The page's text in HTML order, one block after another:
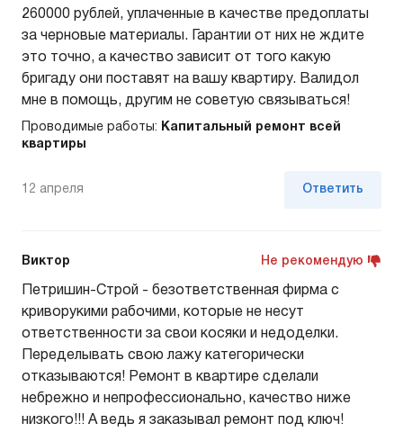
260000 рублей, уплаченные в качестве предоплаты
за черновые материалы. Гарантии от них не ждите
это точно, а качество зависит от того какую
бригаду они поставят на вашу квартиру. Валидол
мне в помощь, другим не советую связываться!
Проводимые работы:
Капитальный ремонт всей
квартиры
12 апреля Ответить
Виктор Не рекомендую
Петришин-Строй - безответственная фирма с
криворукими рабочими, которые не несут
ответственности за свои косяки и недоделки.
Переделывать свою лажу категорически
отказываются! Ремонт в квартире сделали
небрежно и непрофессионально, качество ниже
низкого!!! А ведь я заказывал ремонт под ключ!